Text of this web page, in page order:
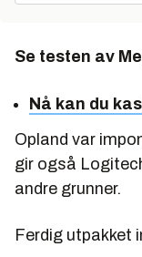
Se testen av
Nå kan du
Opland var
gir også
andre grunner.
Ferdig utpakket